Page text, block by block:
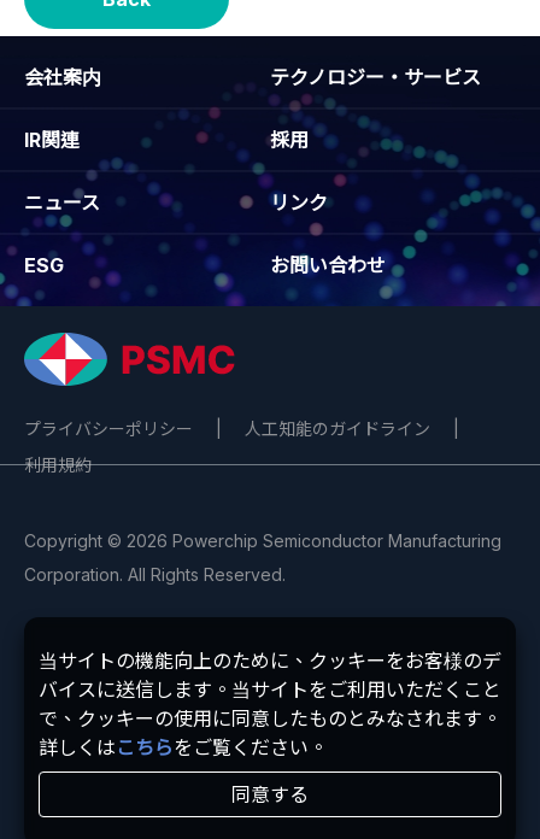
会社案内 テクノロジー・サービス
IR関連 採用
ニュース リンク
ESG お問い合わせ
プライバシーポリシー 人工知能のガイドライン
利用規約
Copyright © 2026 Powerchip Semiconductor Manufacturing
Corporation. All Rights Reserved.
当サイトの機能向上のために、クッキーをお客様のデ
バイスに送信します。当サイトをご利用いただくこと
で、クッキーの使用に同意したものとみなされます。
詳しくはこちらをご覧ください。
同意する